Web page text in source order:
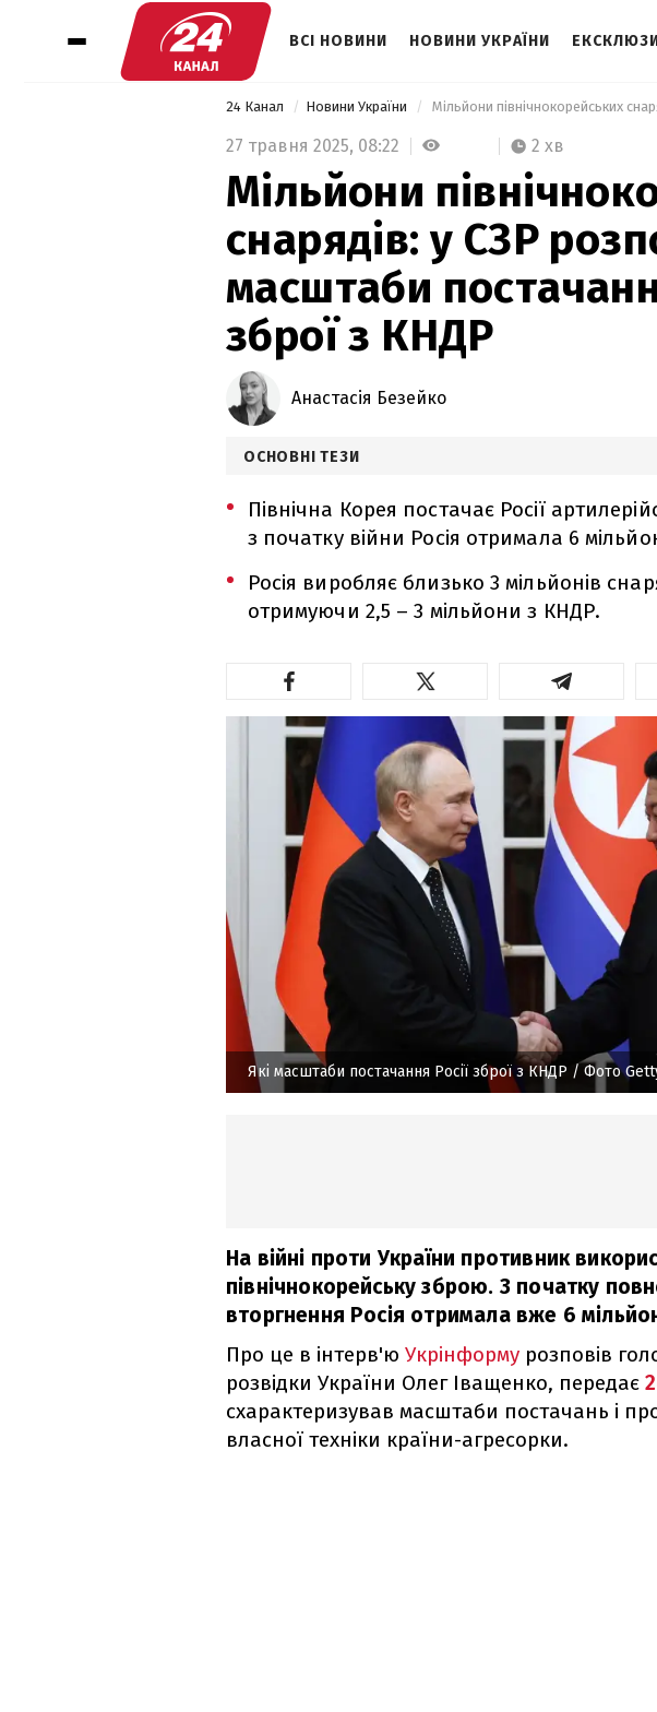
ВСІ НОВИНИ НОВИНИ УКРАЇНИ
24 Канал Новини України
27 травня 2025, 08:22 2 хв
Мільйони
снарядів: у СЗР
масштаби
зброї з КНДР
Анастасія Безейко
ОСНОВНІ ТЕЗИ
Північна Корея постачає Росії
з початку війни Росія отримала 6
Росія виробляє близько 3 мільйонів
отримуючи 2,5 – 3 мільйони з КНДР.
Які масштаби постачання Росії зброї з КНДР / Фото
На війні проти України противник
північнокорейську зброю. З початку
вторгнення Росія отримала вже 6
Про це в інтерв'ю Укрінформу розповів
розвідки України Олег Іващенко, передає
схарактеризував масштаби постачань і
власної техніки країни-агресорки.